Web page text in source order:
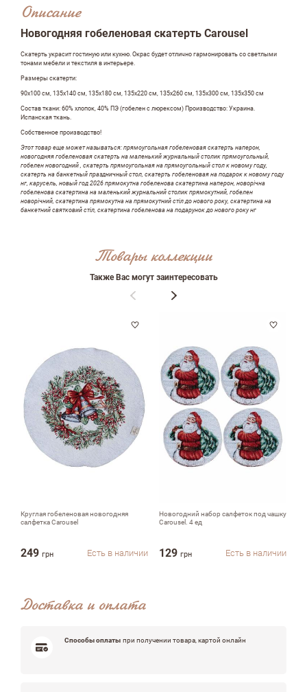
Описание
Новогодняя гобеленовая скатерть Carousel
Скатерть украсит гостиную или кухню. Окрас будет отлично гармонировать со светлыми
тонами мебели и текстиля в интерьере.
Размеры скатерти:
90х100 см, 135х140 см, 135х180 см, 135х220 см, 135х260 см, 135х300 см, 135х350 см
Состав ткани: 60% хлопок, 40% ПЭ (гобелен с люрексом) Производство: Украина.
Испанская ткань.
Собственное производство!
Этот товар еще может называться: прямоугольная гобеленовая скатерть наперон,
новогодняя гобеленовая скатерть на маленький журнальный столик прямоугольный,
гобелен новогодний , скатерть прямоугольная на прямоугольный стол к новому году,
скатерть на банкетный праздничный стол, скатерть гобеленовая на подарок к новому году
нг, карусель, новый год 2026 прямокутна гобеленова скатертина наперон, новорічна
гобеленова скатертина на маленький журнальний столик прямокутний, гобелен
новорічний, скатертина прямокутна на прямокутний стіл до нового року, скатертина на
банкетний святковий стіл, скатертина гобеленова на подарунок до нового року нг
Товары коллекции
Также Вас могут заинтересовать
Круглая гобеленовая новогодняя
салфетка Carousel
249 грн Есть в наличии
Новогодний набор салфеток под чашку
Carousel. 4 ед
129 грн Есть в наличии
Доставка и оплата
Способы оплаты при получении товара, картой онлайн
Комментарий